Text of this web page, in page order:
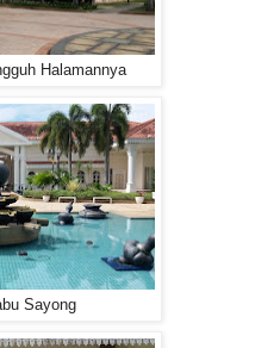
Halamannya
Sayong